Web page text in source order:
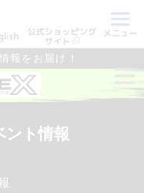
公式ショッピング
サイト
メニュー
報をお届け！
ント情報